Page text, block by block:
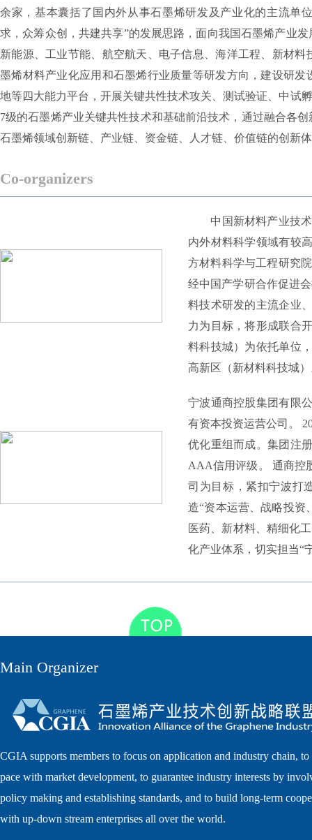
余家，基本囊括了国内外从事石墨烯研发及产业化的主流单
求，众筹众创，共建共享”的发展思路，面向我国石墨烯产业
新能源、工业节能、航空航天、电子信息、海洋工程、新材
墨烯材料产业化应用和石墨烯行业质量等研发方向，建设研
地等四大能力平台，开展关键共性技术攻关、测试验证、中试
7级的石墨烯产业关键共性技术和基础前沿技术，通过融合各
石墨烯领域创新链、产业链、资金链、人才链、价值链的创新
Co-organizers
中国新材料产业技术
内外材料科学领域有较
方材料科学与工程研究
经中国产学研合作促进
料技术研发的主流企业
力为目标，将形成联合
料科技城）为依托单位
高新区（新材料科技城
宁波通商控股集团有限
有资本投资运营公司。
优化重组而成。集团注
AAA信用评级。 通商控
司为目标，紧扣宁波打
造“资本运营、战略投资
医药、新材料、精细化
化产业体系，切实担当“
Main Organizer
CGIA supports members to focus on application and industry chain, to
pace with market development, to guarantee industry interests by
policy making and establishing standards, and to build long-term
with up-down stream enterprises all over the world.